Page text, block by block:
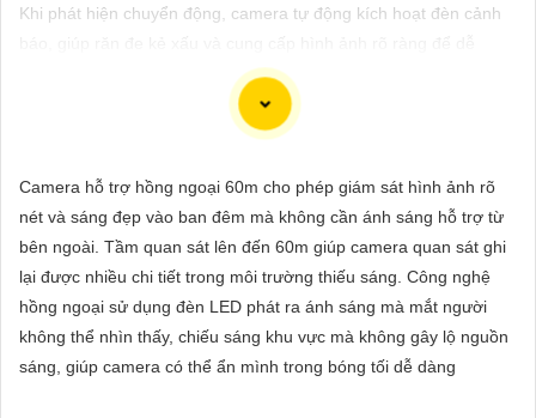
KIỆN
VẤN
DỊCH
VỤ
Khi phát hiện chuyển động, camera tự động kích hoạt đèn cảnh
dàng nhận diện hoạt động trong bóng tối.
Camera Xoay 360 Trong Nhà Chuyên nghiệp là sự lựa chọn
một cách chi tiết và rõ ràng. Thiết bị này cung cấp hình ảnh chất
Camera hỗ trợ hồng ngoại 60m cho phép giám sát hình ảnh rõ
nét và sáng đẹp vào ban đêm mà không cần ánh sáng hỗ trợ từ
bên ngoài. Tầm quan sát lên đến 60m giúp camera quan sát ghi
lại được nhiều chi tiết trong môi trường thiếu sáng. Công nghệ
hồng ngoại sử dụng đèn LED phát ra ánh sáng mà mắt người
không thể nhìn thấy, chiếu sáng khu vực mà không gây lộ nguồn
sáng, giúp camera có thể ẩn mình trong bóng tối dễ dàng